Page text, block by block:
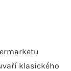
klasického